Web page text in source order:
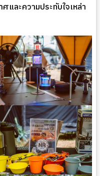
และความประทับใจเหล่า